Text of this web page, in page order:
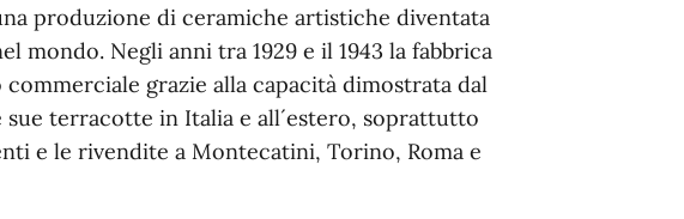
produzione di ceramiche artistiche diventata
mondo. Negli anni tra 1929 e il 1943 la fabbrica
grazie alla capacità dimostrata dal
terracotte in Italia e all´estero, soprattutto
e le rivendite a Montecatini, Torino, Roma e